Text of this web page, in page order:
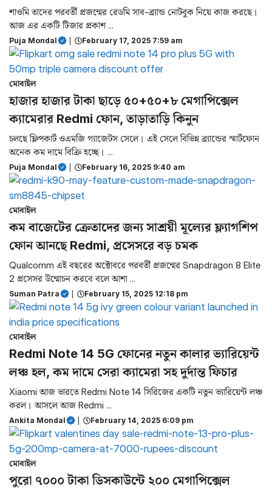
শাওমি তাদের পরবর্তী প্রজন্মের রেডমি সাব-ব্র্যান্ড নোটবুক নিয়ে কাজ করছে।
আজ এর একটি টিজার প্রকাশ ...
Puja Mondal February 17, 2025 7:59 am
মোবাইল
হাজার হাজার টাকা ছাড়ে ৫০+৫০+৮ মেগাপিক্সেল
ক্যামেরার Redmi ফোন, তাড়াতাড়ি কিনুন
চলছে ফ্লিপকার্ট ওএমজি গ্যাজেটস সেলে। এই সেলে বিভিন্ন ব্র্যান্ডের স্মার্টফোন
অনেক কম দামে বিক্রি হচ্ছে। ...
Puja Mondal February 16, 2025 9:40 am
মোবাইল
কম বাজেটের ক্রেতাদের জন্য সাশ্রয়ী মূল্যের ফ্ল্যাগশিপ
ফোন আনছে Redmi, প্রসেসরে বড় চমক
Qualcomm এই বছরের অক্টোবরে পরবর্তী প্রজন্মের Snapdragon 8 Elite
2 প্রসেসর উন্মোচন করবে বলে আশা ...
Suman Patra February 15, 2025 12:18 pm
মোবাইল
Redmi Note 14 5G ফোনের নতুন কালার ভ্যারিয়েন্ট
লঞ্চ হল, কম দামে সেরা ক্যামেরা সহ দুর্দান্ত ফিচার
Xiaomi আজ ভারতে Redmi Note 14 সিরিজের একটি নতুন ভ্যারিয়েন্ট লঞ্চ
করল। আসলে আজ Redmi ...
Ankita Mondal February 14, 2025 6:09 pm
মোবাইল
পুরো ৭০০০ টাকা ডিসকাউন্টে ২০০ মেগাপিক্সেল